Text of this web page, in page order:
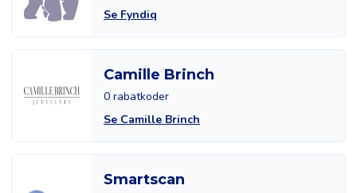
Se Fyndiq
Camille Brinch
0 rabatkoder
Se Camille Brinch
Smartscan